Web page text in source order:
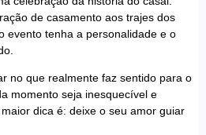
de casamento aos trajes dos
evento tenha a personalidade e o
no que realmente faz sentido para o
momento seja inesquecível e
dica é: deixe o seu amor guiar